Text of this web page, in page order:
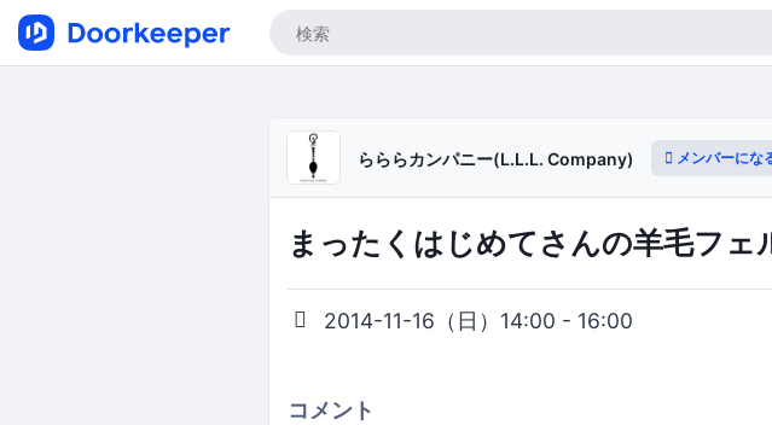
らららカンパニー(L.L.L. Company) メンバーにな
まったくはじめてさんの羊毛フ
2014-11-16（日）14:00 - 16:00
コメント